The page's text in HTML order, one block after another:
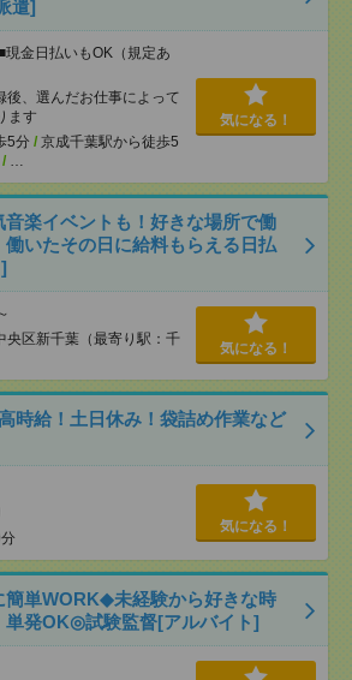
遣]
金日払いもOK（規定あ
、選んだお仕事によって
ます
5分 / 京成千葉駅から徒歩5
/ …
気になる！
楽イベントも！好きな場所で働
いたその日に給料もらえる日払
央区新千葉（最寄り駅：千
気になる！
時給！土日休み！袋詰め作業など
気になる！
簡単WORK◆未経験から好きな時
単発OK◎試験監督[アルバイト]